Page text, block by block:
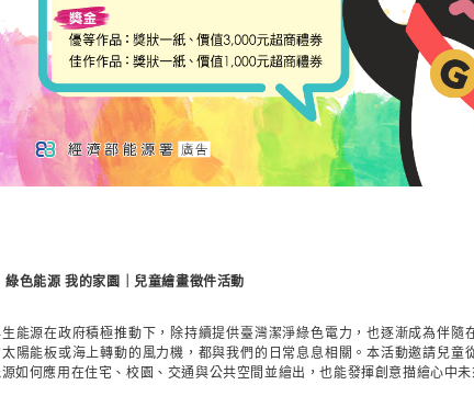
綠色能源 我的家園｜兒童繪畫徵件活動
能源在政府積極推動下，除持續提供臺灣潔淨綠色電力，也逐漸成為伴隨
陽能板或海上轉動的風力機，都與我們的日常息息相關。本活動邀請兒童
如何應用在住宅、校園、交通與公共空間並繪出，也能發揮創意描繪心中未